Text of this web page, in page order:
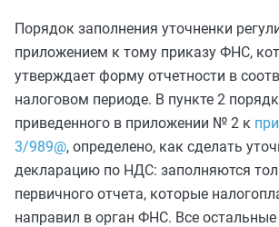
Порядок заполнения уточненки
приложением к тому приказу ФНС,
утверждает форму отчетности в
налоговом периоде. В пункте 2
приведенного в приложении № 2 к
3/989@, определено, как сделать
декларацию по НДС: заполняются
первичного отчета, которые
направил в орган ФНС. Все